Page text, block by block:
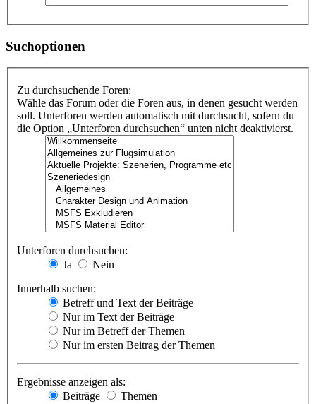
Suchoptionen
Zu durchsuchende Foren:
Wähle das Forum oder die Foren aus, in denen gesucht werden
soll. Unterforen werden automatisch mit durchsucht, sofern du
die Option „Unterforen durchsuchen“ unten nicht deaktivierst.
Unterforen durchsuchen:
Ja
Nein
Innerhalb suchen:
Betreff und Text der Beiträge
Nur im Text der Beiträge
Nur im Betreff der Themen
Nur im ersten Beitrag der Themen
Ergebnisse anzeigen als:
Beiträge
Themen